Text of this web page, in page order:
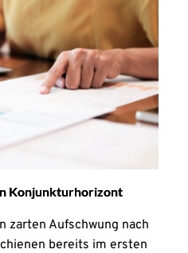
Konjunkturhorizont
zarten Aufschwung nach
bereits im ersten